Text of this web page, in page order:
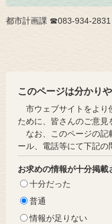
都市計画課 ☎083-934-2831
このページは分かり
市ウェブサイトをより
ために、皆さんのご意見
なお、このページの記
ール、電話等にて下記の
お求めの情報が十分掲載
十分だった
普通
情報が足りない